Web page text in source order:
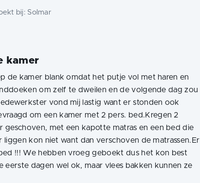
bij: Solmar
kamer
de kamer blank omdat het putje vol met haren en
om zelf te dweilen en de volgende dag zou
vond mij lastig want er stonden ook
om een kamer met 2 pers. bed.Kregen 2
geschoven, met een kapotte matras en een bed die
kon niet want dan verschoven de matrassen.Er
!!! We hebben vroeg geboekt dus het kon best
eerste dagen wel ok, maar vlees bakken kunnen ze